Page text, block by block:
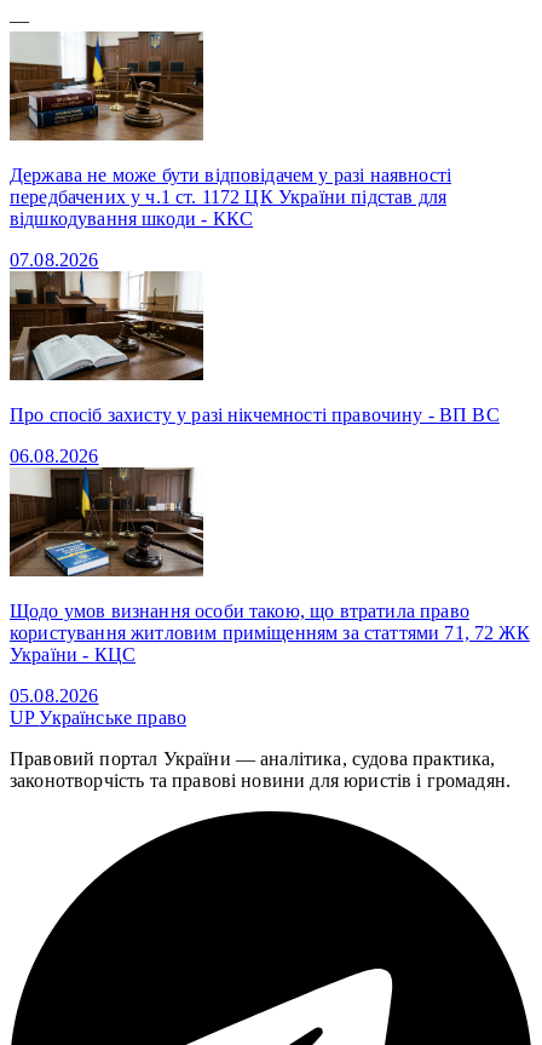
—
Держава не може бути відповідачем у разі наявності
передбачених у ч.1 ст. 1172 ЦК України підстав для
відшкодування шкоди - ККС
07.08.2026
Про спосіб захисту у разі нікчемності правочину - ВП ВС
06.08.2026
Щодо умов визнання особи такою, що втратила право
користування житловим приміщенням за статтями 71, 72 ЖК
України - КЦС
05.08.2026
UPУкраїнське право
Правовий портал України — аналітика, судова практика,
законотворчість та правові новини для юристів і громадян.